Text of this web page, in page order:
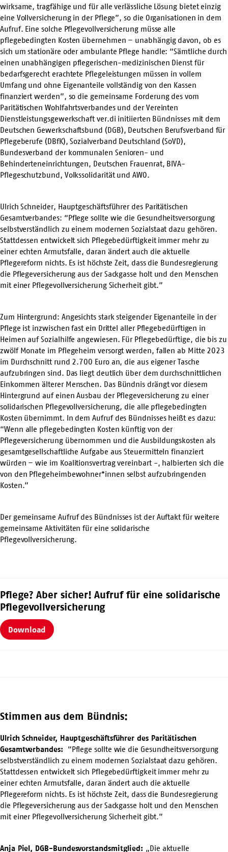
wirksame, tragfähige und für alle verlässliche Lösung bietet einzig
eine Vollversicherung in der Pflege”, so die Organisationen in dem
Aufruf. Eine solche Pflegevollversicherung müsse alle
pflegebedingten Kosten übernehmen – unabhängig davon, ob es
sich um stationäre oder ambulante Pflege handle: “Sämtliche durch
einen unabhängigen pflegerischen-medizinischen Dienst für
bedarfsgerecht erachtete Pflegeleistungen müssen in vollem
Umfang und ohne Eigenanteile vollständig von den Kassen
finanziert werden”, so die gemeinsame Forderung des vom
Paritätischen Wohlfahrtsverbandes und der Vereinten
Dienstleistungsgewerkschaft ver.di initiierten Bündnisses mit dem
Deutschen Gewerkschaftsbund (DGB), Deutschen Berufsverband für
Pflegeberufe (DBfK), Sozialverband Deutschland (SoVD),
Bundesverband der kommunalen Senioren- und
Behinderteneinrichtungen, Deutschen Frauenrat, BIVA-
Pflegeschutzbund, Volkssolidarität und AWO.
Ulrich Schneider, Hauptgeschäftsführer des Paritätischen
Gesamtverbandes: “Pflege sollte wie die Gesundheitsversorgung
selbstverständlich zu einem modernen Sozialstaat dazu gehören.
Stattdessen entwickelt sich Pflegebedürftigkeit immer mehr zu
einer echten Armutsfalle, daran ändert auch die aktuelle
Pflegereform nichts. Es ist höchste Zeit, dass die Bundesregierung
die Pflegeversicherung aus der Sackgasse holt und den Menschen
mit einer Pflegevollversicherung Sicherheit gibt.”
Zum Hintergrund: Angesichts stark steigender Eigenanteile in der
Pflege ist inzwischen fast ein Drittel aller Pflegebedürftigen in
Heimen auf Sozialhilfe angewiesen. Für Pflegebedürftige, die bis zu
zwölf Monate im Pflegeheim versorgt werden, fallen ab Mitte 2023
im Durchschnitt rund 2.700 Euro an, die aus eigener Tasche
aufzubringen sind. Das liegt deutlich über dem durchschnittlichen
Einkommen älterer Menschen. Das Bündnis drängt vor diesem
Hintergrund auf einen Ausbau der Pflegeversicherung zu einer
solidarischen Pflegevollversicherung, die alle pflegebedingten
Kosten übernimmt. In dem Aufruf des Bündnisses heißt es dazu:
“Wenn alle pflegebedingten Kosten künftig von der
Pflegeversicherung übernommen und die Ausbildungskosten als
gesamtgesellschaftliche Aufgabe aus Steuermitteln finanziert
würden – wie im Koalitionsvertrag vereinbart -, halbierten sich die
von den Pflegeheimbewohner*innen selbst aufzubringenden
Kosten.”
Der gemeinsame Aufruf des Bündnisses ist der Auftakt für weitere
gemeinsame Aktivitäten für eine solidarische
Pflegevollversicherung.
Pflege? Aber sicher! Aufruf für eine solidarische
Pflegevollversicherung
Download
Stimmen aus dem Bündnis:
Ulrich Schneider, Hauptgeschäftsführer des Paritätischen
Gesamtverbandes: “Pflege sollte wie die Gesundheitsversorgung
selbstverständlich zu einem modernen Sozialstaat dazu gehören.
Stattdessen entwickelt sich Pflegebedürftigkeit immer mehr zu
einer echten Armutsfalle, daran ändert auch die aktuelle
Pflegereform nichts. Es ist höchste Zeit, dass die Bundesregierung
die Pflegeversicherung aus der Sackgasse holt und den Menschen
mit einer Pflegevollversicherung Sicherheit gibt.”
Anja Piel, DGB-Bundesvorstandsmitglied: „Die aktuelle